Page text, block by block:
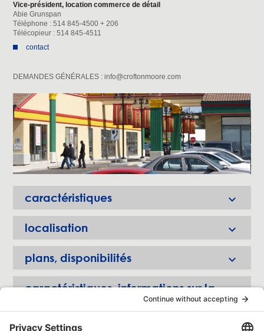
Vice-président, location commerce de détail
Abie Grunspan
Téléphone : 514 845-4500 + 206
Télécopieur : 514 845-4511
contact
DEMANDES GÉNÉRALES :info@croftonmoore.com
caractéristiques 
localisation 
plans, disponibilités 
caractéristiques, informations sur la
propriété
